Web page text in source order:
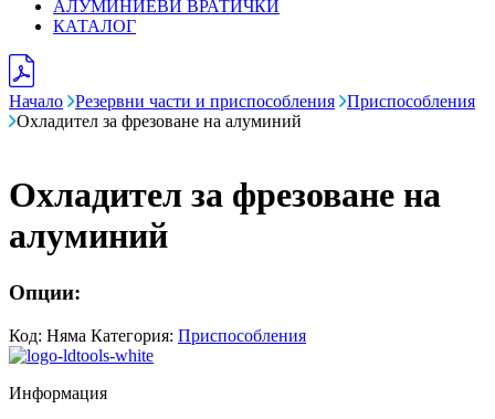
АЛУМИНИЕВИ ВРАТИЧКИ
КАТАЛОГ
Начало Резервни части и приспособления
Приспособления
Охладител за фрезоване на алуминий
Охладител за фрезоване на
алуминий
Опции:
Код: Няма Категория: Приспособления
Информация